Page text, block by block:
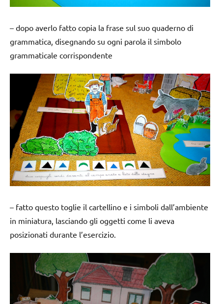
– dopo averlo fatto copia la frase sul suo quaderno di
grammatica, disegnando su ogni parola il simbolo
grammaticale corrispondente
– fatto questo toglie il cartellino e i simboli dall’ambiente
in miniatura, lasciando gli oggetti come li aveva
posizionati durante l’esercizio.